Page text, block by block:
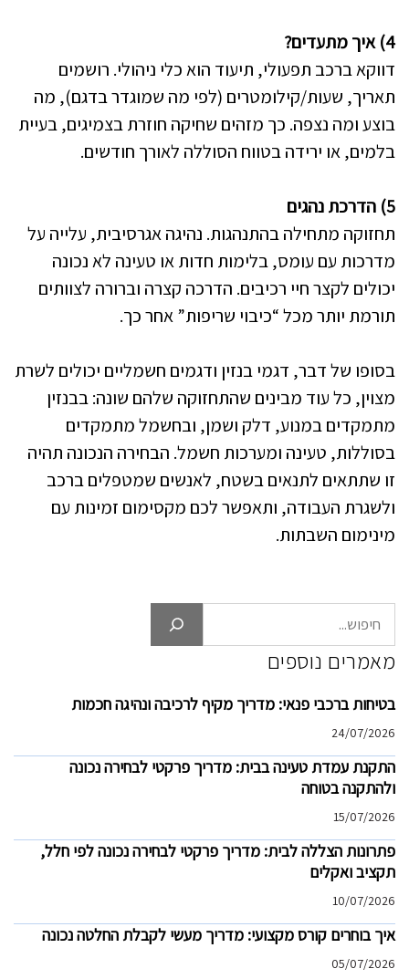
4) איך מתעדים?
דווקא ברכב תפעולי, תיעוד הוא כלי ניהולי. רושמים
תאריך, שעות/קילומטרים (לפי מה שמוגדר בדגם), מה
בוצע ומה נצפה. כך מזהים שחיקה חוזרת בצמיגים, בעיית
בלמים, או ירידה בטווח הסוללה לאורך חודשים.
5) הדרכת נהגים
תחזוקה מתחילה בהתנהגות. נהיגה אגרסיבית, עלייה על
מדרכות עם עומס, בלימות חדות או טעינה לא נכונה
יכולים לקצר חיי רכיבים. הדרכה קצרה וברורה לצוותים
תורמת יותר מכל “כיבוי שריפות” אחר כך.
בסופו של דבר, דגמי בנזין ודגמים חשמליים יכולים לשרת
מצוין, כל עוד מבינים שהתחזוקה שלהם שונה: בבנזין
מתמקדים במנוע, דלק ושמן, ובחשמל מתמקדים
בסוללות, טעינה ומערכות חשמל. הבחירה הנכונה תהיה
זו שתתאים לתנאים בשטח, לאנשים שמטפלים ברכב
ולשגרת העבודה, ותאפשר לכם מקסימום זמינות עם
מינימום השבתות.
חיפוש
מאמרים נוספים
בטיחות ברכבי פנאי: מדריך מקיף לרכיבה ונהיגה חכמות
24/07/2026
התקנת עמדת טעינה בבית: מדריך פרקטי לבחירה נכונה
ולהתקנה בטוחה
15/07/2026
פתרונות הצללה לבית: מדריך פרקטי לבחירה נכונה לפי חלל,
תקציב ואקלים
10/07/2026
איך בוחרים קורס מקצועי: מדריך מעשי לקבלת החלטה נכונה
05/07/2026